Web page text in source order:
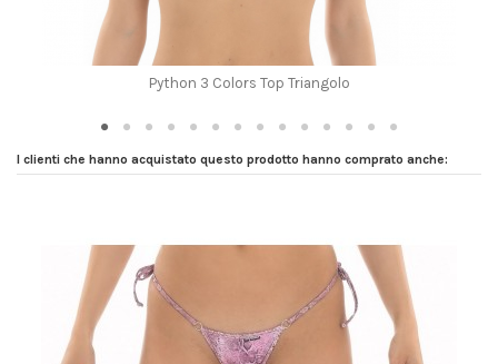
Python 3 Colors Top Triangolo
I clienti che hanno acquistato questo prodotto hanno comprato anche: